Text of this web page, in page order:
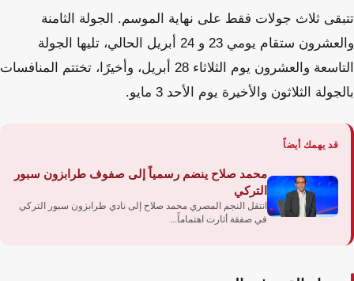
تتبقى ثلاث جولات فقط على نهاية الموسم. الجولة الثامنة
والعشرون ستقام يومي 23 و 24 أبريل الحالي، تليها الجولة
التاسعة والعشرون يوم الثلاثاء 28 أبريل، وأخيرًا، تختتم المنافسات
بالجولة الثلاثون والأخيرة يوم الأحد 3 مايو.
قد يهمك أيضاً
محمد صلاح ينضم رسمياً إلى صفوف طرابزون سبور
التركي
انتقل النجم المصري محمد صلاح إلى نادي طرابزون سبور التركي
في صفقة أثارت اهتماماً...